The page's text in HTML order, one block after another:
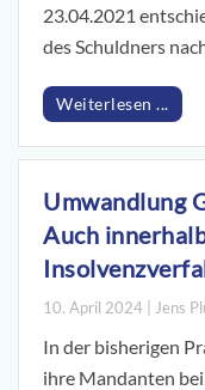
23.04.2021
des Schuldners
Weiterlesen ...
Umwandlung
Auch
10. April 2024 | Jens
In der bisherigen
ihre Mandanten